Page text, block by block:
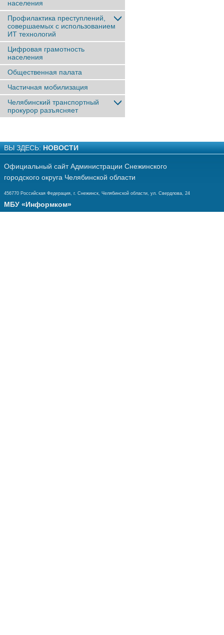
населения
Профилактика преступлений,
совершаемых с использованием
ИТ технологий
Цифровая грамотность
населения
Общественная палата
Частичная мобилизация
Челябинский транспортный
прокурор разъясняет
ВЫ ЗДЕСЬ: НОВОСТИ
Официальный сайт Администрации Снежинского
городского округа Челябинской области
456770 Российская Федерация, г. Снежинск, Челябинской области, ул. Свердлова, 24
МБУ «Информком»